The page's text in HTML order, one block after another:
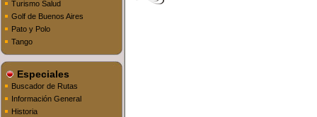
Turismo Salud
Golf de Buenos Aires
Pato y Polo
Tango
Especiales
Buscador de Rutas
Información General
Historia